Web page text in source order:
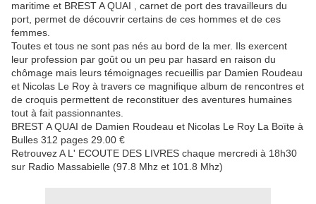
maritime et BREST A QUAI , carnet de port des travailleurs du
port, permet de découvrir certains de ces hommes et de ces
femmes.
Toutes et tous ne sont pas nés au bord de la mer. Ils exercent
leur profession par goût ou un peu par hasard en raison du
chômage mais leurs témoignages recueillis par Damien Roudeau
et Nicolas Le Roy à travers ce magnifique album de rencontres et
de croquis permettent de reconstituer des aventures humaines
tout à fait passionnantes.
BREST A QUAI de Damien Roudeau et Nicolas Le Roy La Boïte à
Bulles 312 pages 29.00 €
Retrouvez A L' ECOUTE DES LIVRES chaque mercredi à 18h30
sur Radio Massabielle (97.8 Mhz et 101.8 Mhz)